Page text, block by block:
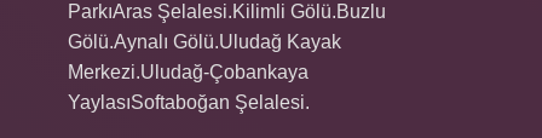
ParkıAras Şelalesi.Kilimli Gölü.Buzlu
Gölü.Aynalı Gölü.Uludağ Kayak
Merkezi.Uludağ-Çobankaya
YaylasıSoftaboğan Şelalesi.